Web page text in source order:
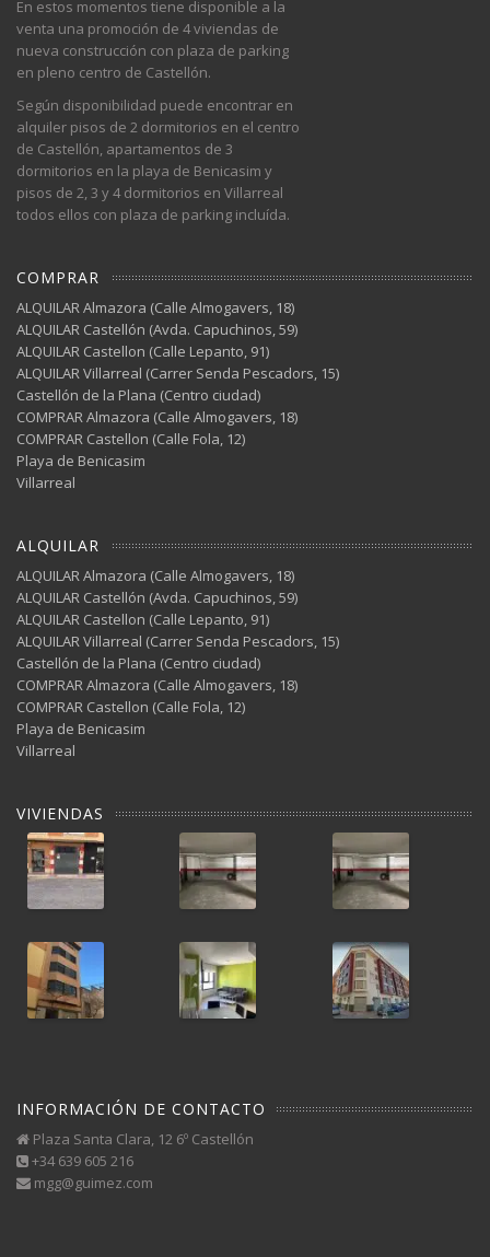
En estos momentos tiene disponible a la
venta una promoción de 4 viviendas de
nueva construcción con plaza de parking
en pleno centro de Castellón.
Según disponibilidad puede encontrar en
alquiler pisos de 2 dormitorios en el centro
de Castellón, apartamentos de 3
dormitorios en la playa de Benicasim y
pisos de 2, 3 y 4 dormitorios en Villarreal
todos ellos con plaza de parking incluída.
COMPRAR
ALQUILAR Almazora (Calle Almogavers, 18)
ALQUILAR Castellón (Avda. Capuchinos, 59)
ALQUILAR Castellon (Calle Lepanto, 91)
ALQUILAR Villarreal (Carrer Senda Pescadors, 15)
Castellón de la Plana (Centro ciudad)
COMPRAR Almazora (Calle Almogavers, 18)
COMPRAR Castellon (Calle Fola, 12)
Playa de Benicasim
Villarreal
ALQUILAR
ALQUILAR Almazora (Calle Almogavers, 18)
ALQUILAR Castellón (Avda. Capuchinos, 59)
ALQUILAR Castellon (Calle Lepanto, 91)
ALQUILAR Villarreal (Carrer Senda Pescadors, 15)
Castellón de la Plana (Centro ciudad)
COMPRAR Almazora (Calle Almogavers, 18)
COMPRAR Castellon (Calle Fola, 12)
Playa de Benicasim
Villarreal
VIVIENDAS
INFORMACIÓN DE CONTACTO
Plaza Santa Clara, 12 6º Castellón
+34 639 605 216
mgg@guimez.com